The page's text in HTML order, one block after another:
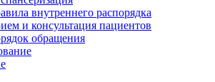
внутреннего распорядка
и консультация пациентов
обращения